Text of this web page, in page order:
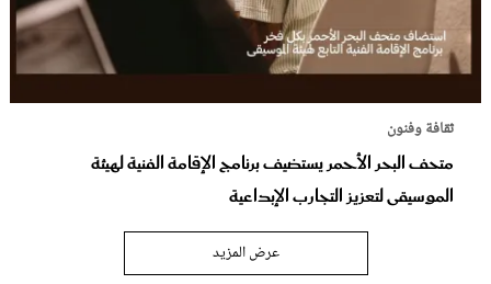
ثقافة وفنون
متحف البحر الأحمر يستضيف برنامج الإقامة الفنية لهيئة
الموسيقى لتعزيز التجارب الإبداعية
عرض المزيد